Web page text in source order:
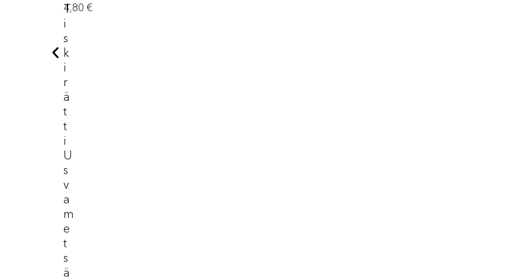
T
I
S
K
I
R
Ä
T
T
I
U
S
V
A
M
E
T
S
Ä
4,80 €